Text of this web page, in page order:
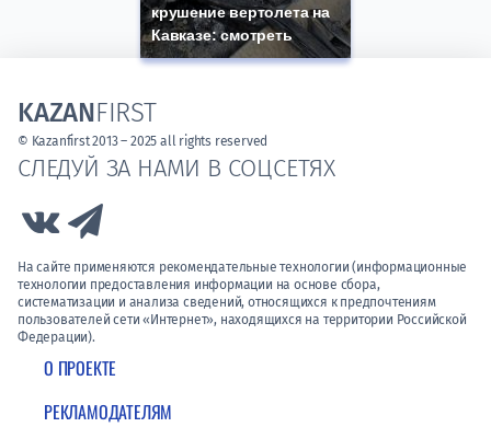
крушение вертолета на
Кавказе: смотреть
О ПРОЕКТЕ
РЕКЛАМОДАТЕЛЯМ
СЛЕДУЙ ЗА НАМИ В СОЦСЕТЯХ
Link to Vk
На сайте применяются рекомендательные технологии (информационные
технологии предоставления информации на основе сбора,
систематизации и анализа сведений, относящихся к предпочтениям
пользователей сети «Интернет», находящихся на территории Российской
Федерации).
KAZANFIRST
© Kazanfirst 2013 – 2025 all rights reserved